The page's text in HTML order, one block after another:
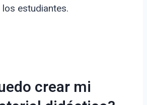
estudiantes.
crear mi